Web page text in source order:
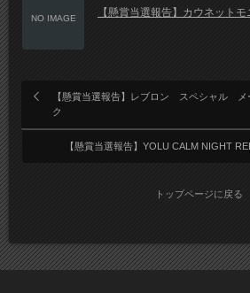
NO IMAGE 【懸賞当選報告】カウネット
【懸賞当選報告】レブロン スペシャル
ク
【懸賞当選報告】YOLU CALM NIGHT
トップページに戻る